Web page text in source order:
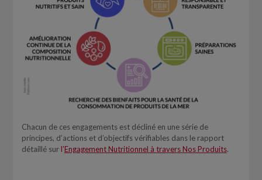
Chacun de ces engagements est décliné en une série de
principes, d’actions et d’objectifs vérifiables dans le rapport
détaillé surl’Engagement Nutritionnel à travers Nos Produits.